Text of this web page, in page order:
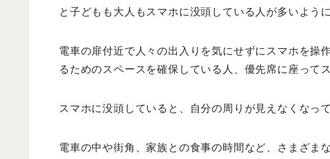
と子どもも大人もスマホに没頭している人が多いよう
電車の扉付近で人々の出入りを気にせずにスマホを操
るためのスペースを確保している人、優先席に座って
スマホに没頭していると、自分の周りが見えなくなっ
電車の中や街角、家族との食事の時間など、さまざま